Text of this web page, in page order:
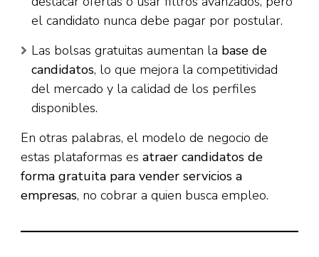
el candidato nunca debe pagar por postular.
Las bolsas gratuitas aumentan la base de
candidatos, lo que mejora la competitividad
del mercado y la calidad de los perfiles
disponibles.
En otras palabras, el modelo de negocio de
estas plataformas es atraer candidatos de
forma gratuita para vender servicios a
empresas, no cobrar a quien busca empleo.